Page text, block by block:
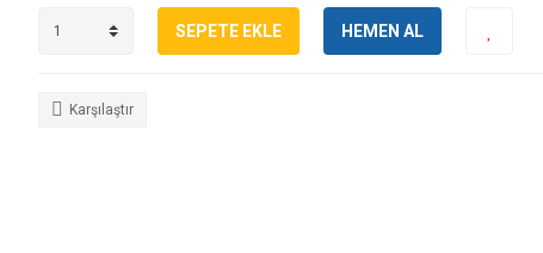
SEPETE EKLE HEMEN AL
Karşılaştır